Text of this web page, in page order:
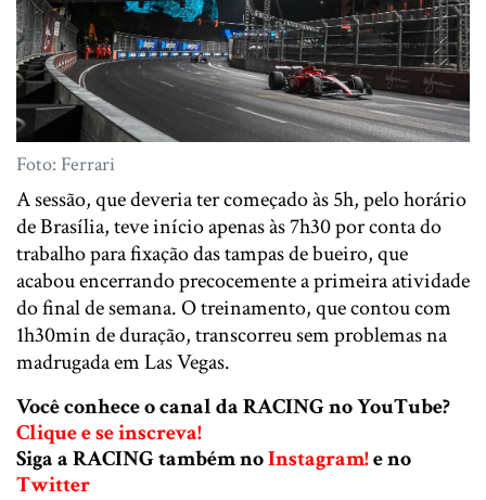
Foto: Ferrari
A sessão, que deveria ter começado às 5h, pelo horário
de Brasília, teve início apenas às 7h30 por conta do
trabalho para fixação das tampas de bueiro, que
acabou encerrando precocemente a primeira atividade
do final de semana. O treinamento, que contou com
1h30min de duração, transcorreu sem problemas na
madrugada em Las Vegas.
Você conhece o canal da RACING no YouTube?
Clique e se inscreva!
Siga a RACING também noInstagram!e no
Twitter